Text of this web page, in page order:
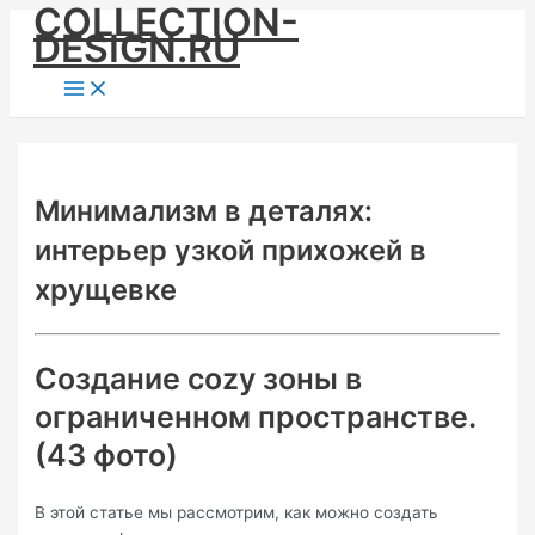
Skip
content
COLLECTION-
DESIGN.RU
Main
Menu
Минимализм в деталях:
интерьер узкой прихожей в
хрущевке
Создание cozy зоны в
ограниченном пространстве.
(43 фото)
В этой статье мы рассмотрим, как можно создать